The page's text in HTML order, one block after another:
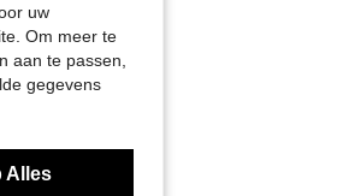
uw
Om meer te
aan te passen,
gegevens
Alles